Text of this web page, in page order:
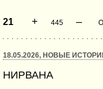
21 + 445 –
18.05.2026, НОВЫЕ
НИРВАНА